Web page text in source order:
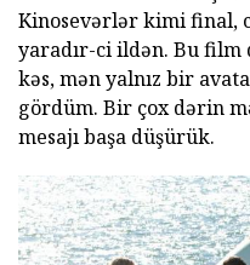
Kinosevərlər kimi final,
yaradır-ci ildən. Bu
kəs, mən yalnız bir
gördüm. Bir çox dərin
mesajı başa düşürük.